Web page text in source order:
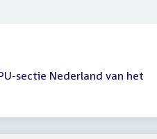
sectie Nederland van het